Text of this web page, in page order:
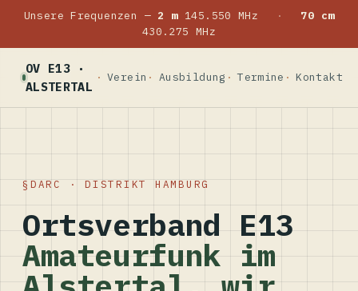
Unsere Frequenzen — 2 m145.550 MHz ·
70 cm
430.275 MHz
OV E13 ·
ALSTERTAL
Verein Ausbildung Termine Kontakt
DARC · DISTRIKT HAMBURG
Ortsverband E13
Amateurfunk im